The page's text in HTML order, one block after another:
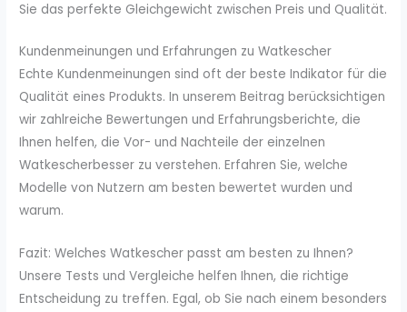
Sie das perfekte Gleichgewicht zwischen Preis und Qualität.
Kundenmeinungen und Erfahrungen zu Watkescher
Echte Kundenmeinungen sind oft der beste Indikator für die
Qualität eines Produkts. In unserem Beitrag berücksichtigen
wir zahlreiche Bewertungen und Erfahrungsberichte, die
Ihnen helfen, die Vor- und Nachteile der einzelnen
Watkescherbesser zu verstehen. Erfahren Sie, welche
Modelle von Nutzern am besten bewertet wurden und
warum.
Fazit: Welches Watkescher passt am besten zu Ihnen?
Unsere Tests und Vergleiche helfen Ihnen, die richtige
Entscheidung zu treffen. Egal, ob Sie nach einem besonders